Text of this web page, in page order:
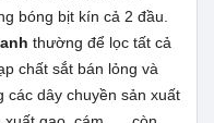
bóng bịt kín cả 2 đầu.
thường để lọc tất cả
chất sắt bán lỏng và
các dây chuyền sản xuất